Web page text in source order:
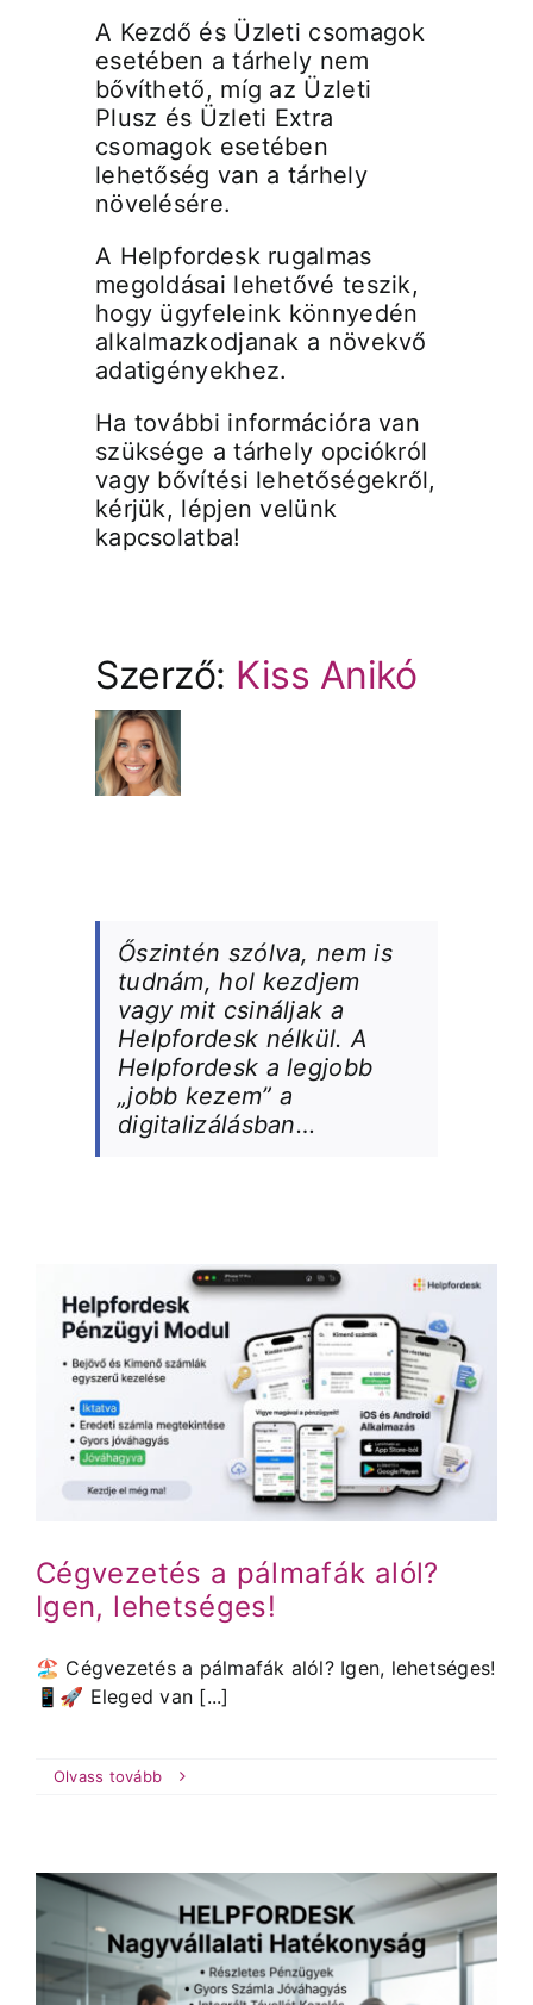
A Kezdő és Üzleti csomagok
esetében a tárhely nem
bővíthető, míg az Üzleti
Plusz és Üzleti Extra
csomagok esetében
lehetőség van a tárhely
növelésére.
A Helpfordesk rugalmas
megoldásai lehetővé teszik,
hogy ügyfeleink könnyedén
alkalmazkodjanak a növekvő
adatigényekhez.
Ha további információra van
szüksége a tárhely opciókról
vagy bővítési lehetőségekről,
kérjük, lépjen velünk
kapcsolatba!
Szerző: Kiss Anikó
Őszintén szólva, nem is
tudnám, hol kezdjem
vagy mit csináljak a
Helpfordesk nélkül. A
Helpfordesk a legjobb
„jobb kezem” a
digitalizálásban…
Cégvezetés a pálmafák alól?
Igen, lehetséges!
🏖️ Cégvezetés a pálmafák alól? Igen, lehetséges!
📱🚀 Eleged van [...]
Olvass tovább